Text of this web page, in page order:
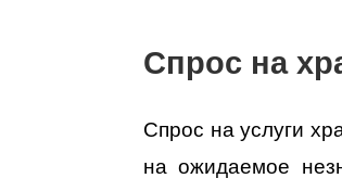
Спрос на
Спрос на услуги
на ожидаемое